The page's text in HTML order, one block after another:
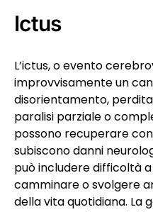
Ictus
L’ictus, o evento
improvvisamente un
disorientamento,
paralisi parziale o
possono recuperare
subiscono danni
può includere difficoltà
camminare o svolgere
della vita quotidiana. La